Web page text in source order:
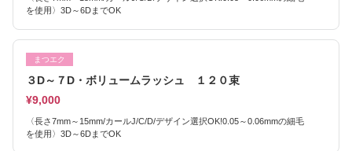
を使用〉3D～6DまでOK
まつエク
３D～７D・ボリュームラッシュ １２０束
¥9,000
〈長さ7mm～15mm/カールJ/C/D/デザイン選択OK!0.05～0.06mmの細毛
を使用〉3D～6DまでOK